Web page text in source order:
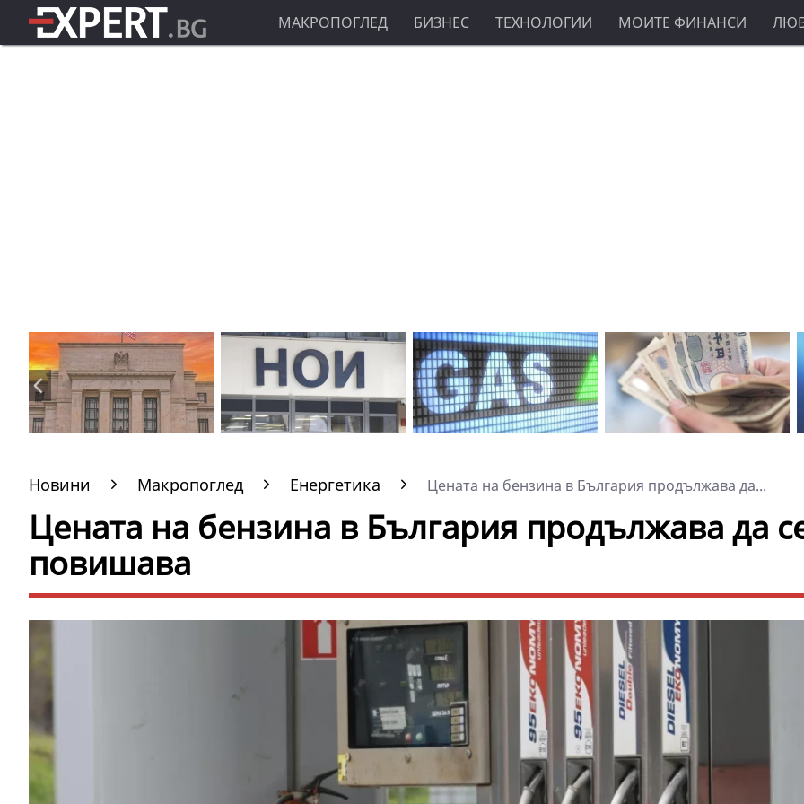
МАКРОПОГЛЕД БИЗНЕС ТЕХНОЛОГИИ МОИТЕ ФИНАНСИ
Новини Макропоглед Енергетика Цената на бензина в България продължава да...
Цената на бензина в България продължава да
повишава